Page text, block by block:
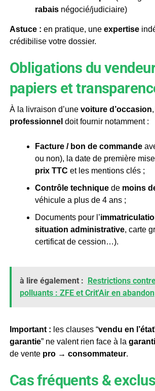
rabaisnégocié/judiciaire)
Astuce : en pratique, une expertise
crédibilise votre dossier.
Obligations du
papiers et
À la livraison d’une voiture d’occasion
professionnel doit fournir notamment :
Facture / bon de commande
ou non), la date de première
prix TTC et les mentions clés ;
Contrôle techniquede moins
véhicule a plus de 4 ans ;
Documents pour l’
situation administrative, carte
certificat de cession…).
à lire également : Restrictions
polluants : ZFE et Crit'Air en abandon
Important : les clauses “vendu en l’état
garantie” ne valent rien face à la
de vente pro → consommateur.
Cas fréquents &